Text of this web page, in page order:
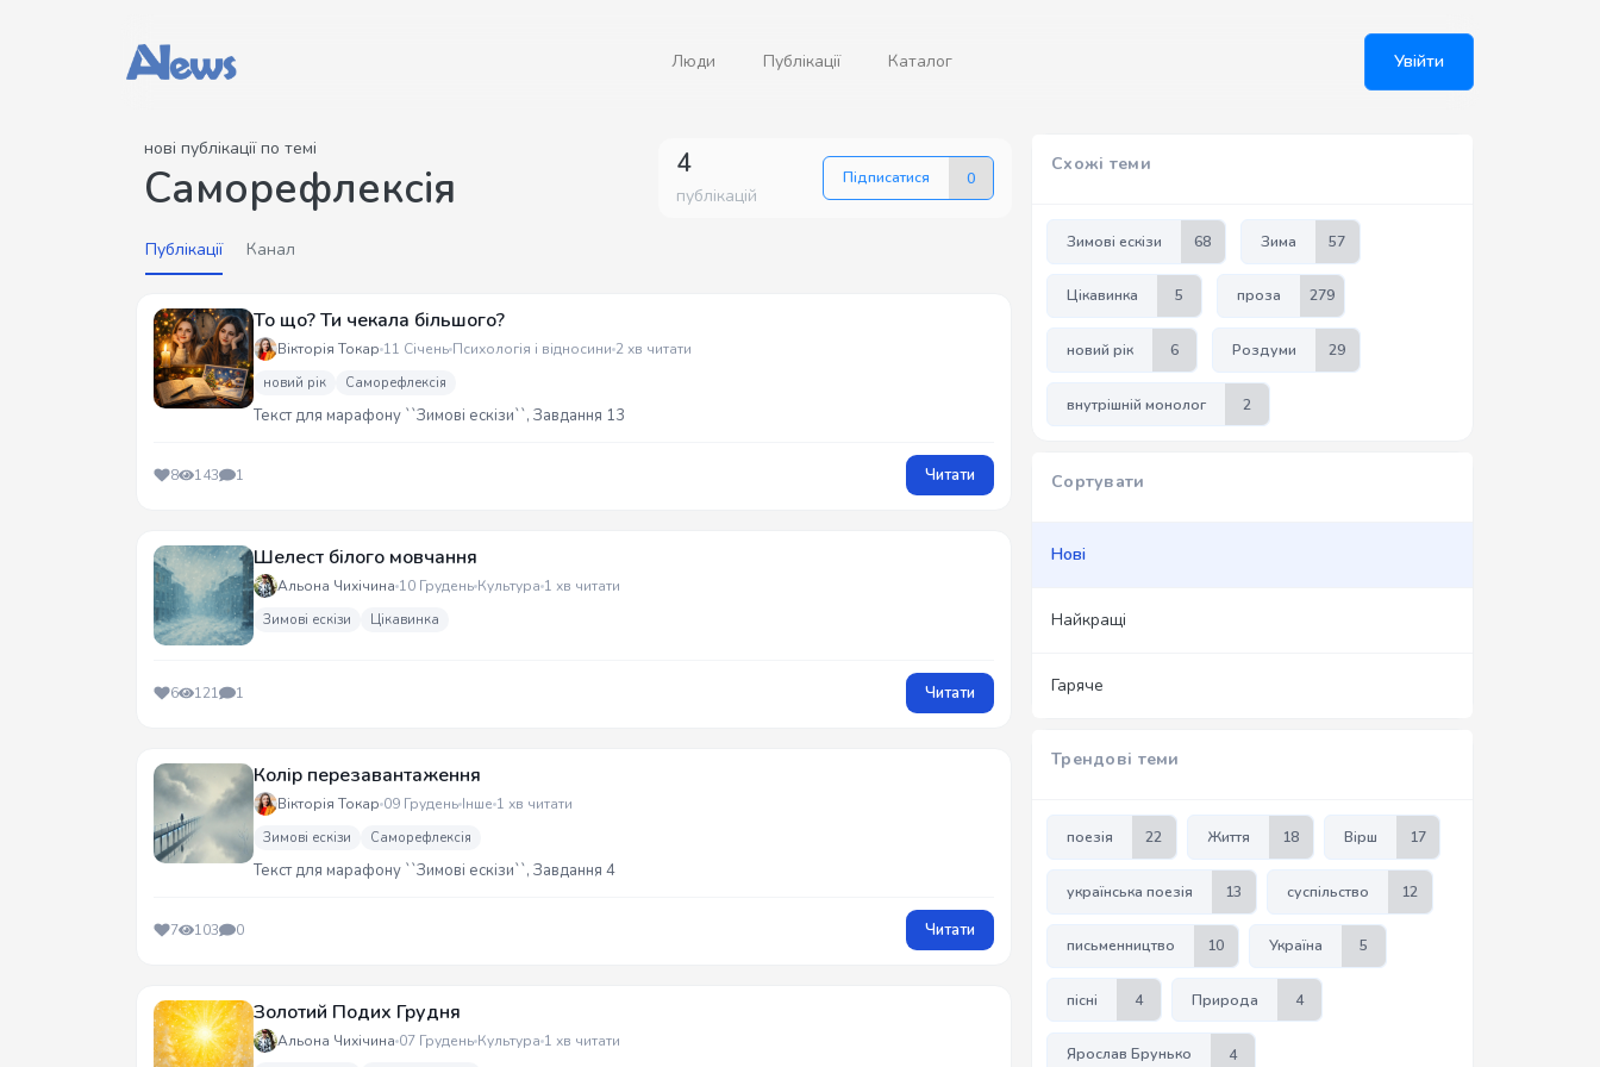
Люди Публікації Каталог Увійти
нові публікації по темі
Саморефлексія 4
публікацій
Підписатися 0
Публікації Канал
То що? Ти чекала більшого?
Вікторія Токар 11 Січень Психологія і відносини 2 хв читати
новий рік Саморефлексія
Текст для марафону ``Зимові ескізи``, Завдання 13
8 143 1 Читати
Шелест білого мовчання
Альона Чихічина 10 Грудень Культура 1 хв читати
Зимові ескізи Цікавинка
6 121 1 Читати
Колір перезавантаження
Вікторія Токар 09 Грудень Інше 1 хв читати
Зимові ескізи Саморефлексія
Текст для марафону ``Зимові ескізи``, Завдання 4
7 103 0 Читати
Золотий Подих Грудня
Альона Чихічина 07 Грудень Культура 1 хв читати
Схожі теми
Зимові ескізи 68 Зима 57
Цікавинка 5 проза 279
новий рік 6 Роздуми 29
внутрішній монолог 2
Сортувати
Нові
Найкращі
Гаряче
Трендові теми
поезія 22 Життя 18 Вірш 17
українська поезія 13 суспільство 12
письменництво 10 Україна 5
пісні 4 Природа 4
Ярослав Брунько 4